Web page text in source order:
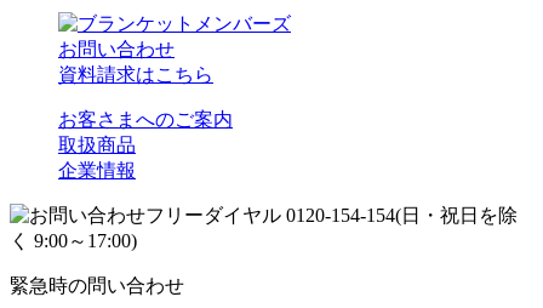
お問い合わせ
資料請求はこちら
お客さまへのご案内
取扱商品
企業情報
緊急時の問い合わせ